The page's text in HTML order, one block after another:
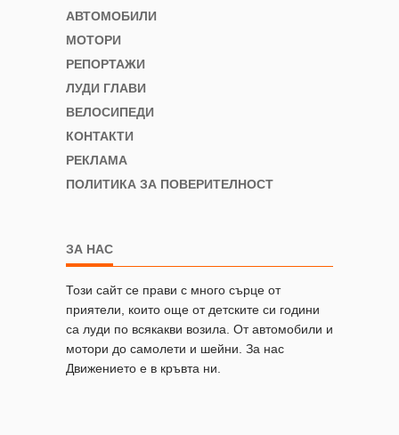
АВТОМОБИЛИ
МОТОРИ
РЕПОРТАЖИ
ЛУДИ ГЛАВИ
ВЕЛОСИПЕДИ
КОНТАКТИ
РЕКЛАМА
ПОЛИТИКА ЗА ПОВЕРИТЕЛНОСТ
ЗА НАС
Този сайт се прави с много сърце от
приятели, които още от детските си години
са луди по всякакви возила. От автомобили и
мотори до самолети и шейни. За нас
Движението е в кръвта ни.